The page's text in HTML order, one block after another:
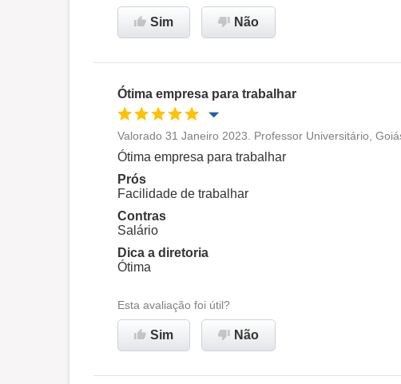
Recomenda esta empresa
Sim Não
Ótima empresa para trabalhar
Oportunidade de promoção
Ambiente de trabalho
Recomenda esta empresa
Valorado 31 Janeiro 2023. Professor Universitário,
Ótima empresa para trabalhar
Prós
Facilidade de trabalhar
Contras
Salário
Dica a diretoria
Ótima
Esta avaliação foi útil?
Sim Não